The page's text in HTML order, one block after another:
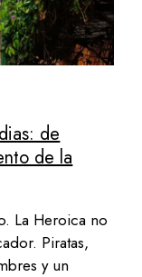
de
de la
La Heroica no
Piratas,
y un